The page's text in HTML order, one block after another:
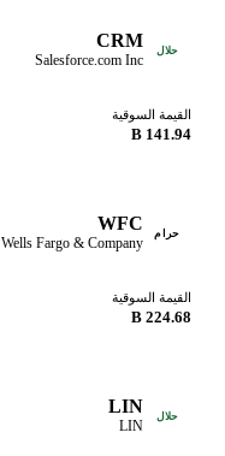
حلال CRM
Salesforce.com Inc
القيمة السوقية
141.94 B
حرام WFC
Wells Fargo & Company
القيمة السوقية
224.68 B
حلال LIN
LIN